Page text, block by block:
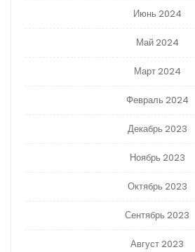
Июнь 2024
Май 2024
Март 2024
Февраль 2024
Декабрь 2023
Ноябрь 2023
Октябрь 2023
Сентябрь 2023
Август 2023